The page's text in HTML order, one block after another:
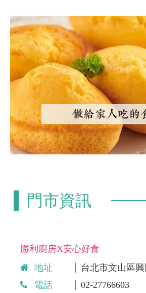
門市資訊
勝利廚房X安心好食
地址
台北市文山區
電話
02-27766603